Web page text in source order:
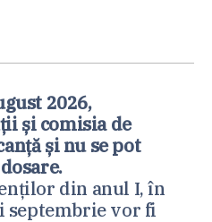
2026,
și comisia de
și nu se pot
din anul I, în
septembrie vor fi